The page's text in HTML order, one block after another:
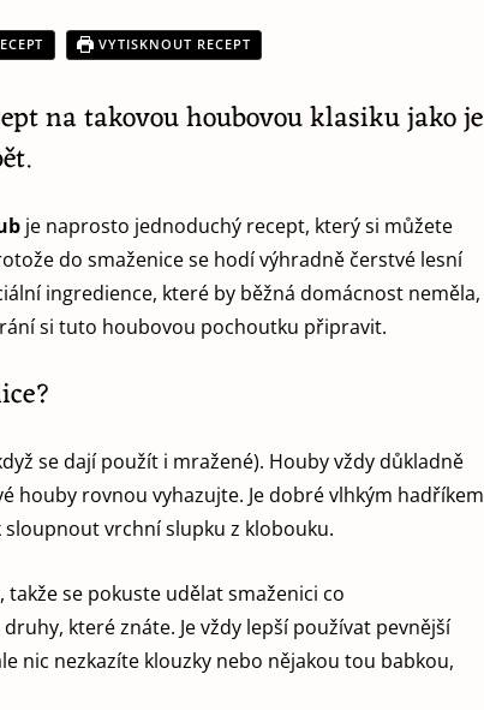
VYTISKNOUT RECEPT
na takovou houbovou klasiku jako je
je naprosto jednoduchý recept, který si můžete
do smaženice se hodí výhradně čerstvé lesní
ingredience, které by běžná domácnost neměla,
si tuto houbovou pochoutku připravit.
se dají použít i mražené). Houby vždy důkladně
houby rovnou vyhazujte. Je dobré vlhkým hadříkem
vrchní slupku z klobouku.
se pokuste udělat smaženici co
které znáte. Je vždy lepší používat pevnější
nic nezkazíte klouzky nebo nějakou tou babkou,